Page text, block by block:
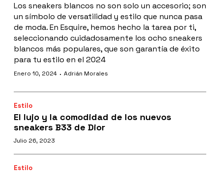
Los sneakers blancos no son solo un accesorio; son
un símbolo de versatilidad y estilo que nunca pasa
de moda. En Esquire, hemos hecho la tarea por ti,
seleccionando cuidadosamente los ocho sneakers
blancos más populares, que son garantía de éxito
para tu estilo en el 2024
Enero 10, 2024 · Adrián Morales
Estilo
El lujo y la comodidad de los nuevos
sneakers B33 de Dior
Julio 26, 2023
Estilo